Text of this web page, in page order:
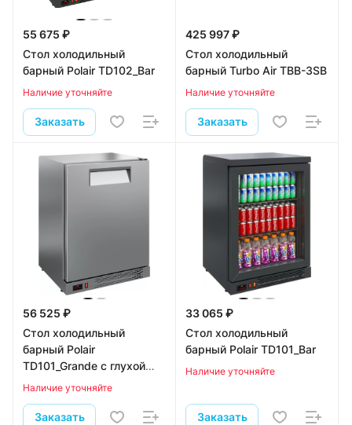
55 675 ₽
Стол холодильный
барный Polair TD102_Bar
Наличие уточняйте
Заказать
425 997 ₽
Стол холодильный
барный Turbo Air TBB-3SB
Наличие уточняйте
Заказать
56 525 ₽
Стол холодильный
барный Polair
TD101_Grande с глухой
дверью без столешницы
Наличие уточняйте
Заказать
33 065 ₽
Стол холодильный
барный Polair TD101_Bar
Наличие уточняйте
Заказать